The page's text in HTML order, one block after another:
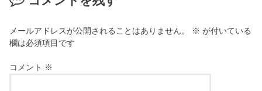
メールアドレスが公開されることはありません。 ※ が付いている
欄は必須項目です
コメント ※